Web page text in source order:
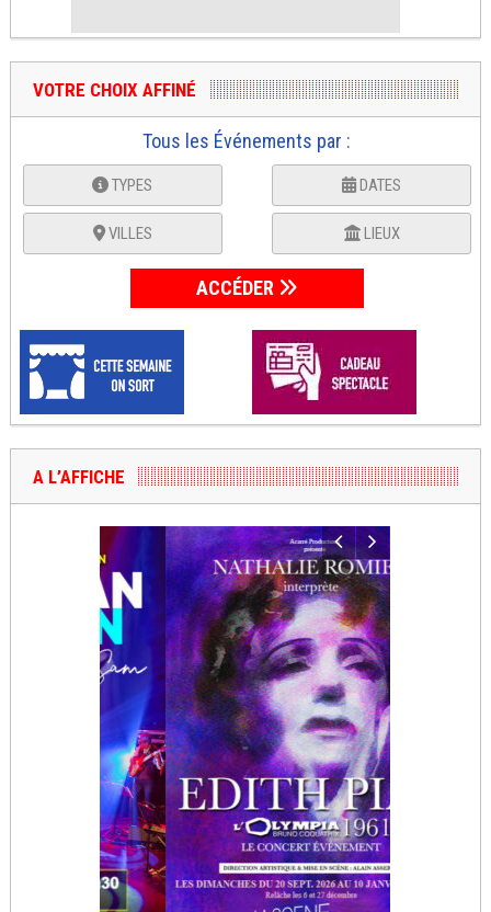
VOTRE CHOIX AFFINÉ
Tous les Événements par :
TYPES DATES
VILLES LIEUX
ACCÉDER
A L’AFFICHE